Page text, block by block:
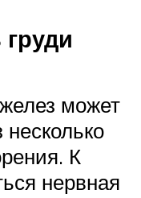
может
несколько
К
нервная